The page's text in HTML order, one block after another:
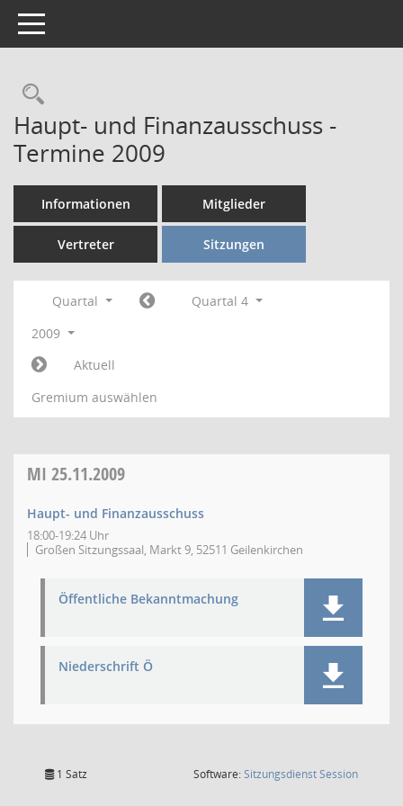
Toggle navigation
Rechercheauswahl
Haupt- und Finanzausschuss -
Termine 2009
Informationen Mitglieder
Vertreter Sitzungen
Quartal
Quartal 4
2009
Aktuell
Gremium auswählen
MI 25.11.2009
Haupt- und Finanzausschuss
18:00-19:24 Uhr
Großen Sitzungssaal, Markt 9, 52511 Geilenkirchen
Öffentliche Bekanntmachung
Niederschrift Ö
1 Satz Software:SitzungsdienstSession(Wird in